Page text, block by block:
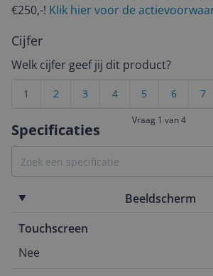
Specificaties
Beeldscherm
Touchscreen
Nee
€250,-! Klik hier voor de
Cijfer
Welk cijfer geef jij dit product?
7
6
5
4
3
2
1
Vraag 1 van 4